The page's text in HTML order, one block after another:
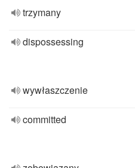
trzymany
dispossessing
wywłaszczenie
committed